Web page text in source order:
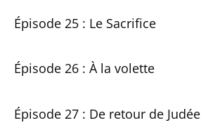
Épisode 25 : Le Sacrifice
Épisode 26 : À la volette
Épisode 27 : De retour de Judée